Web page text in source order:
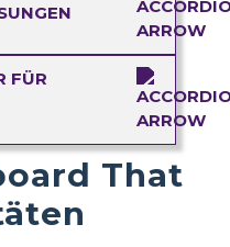
FÜR
That